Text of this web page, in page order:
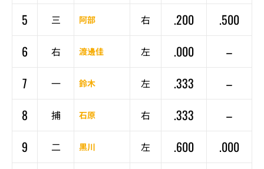
5
三 阿部 右 .200
.500
6
右 渡邊佳 左 .000
–
7
一 鈴木 左 .333
–
8
捕 石原 右 .333
–
9
二 黒川 左 .600
.000